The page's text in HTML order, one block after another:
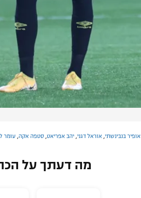
אופיר בנבינשתי אוראל דגני יהב אפריאט סטפה אקה עומר
מה דעתך על